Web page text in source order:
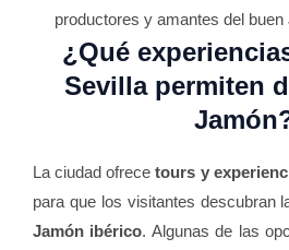
productores y amantes del buen
¿Qué
Sevilla permiten
Jamón
La ciudad ofrecetours y
para que los visitantes descubran
Jamón ibérico. Algunas de las